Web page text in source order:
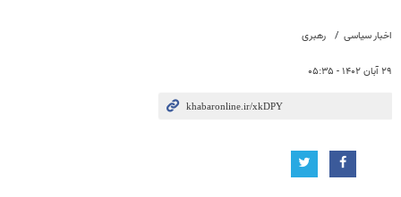
اخبار سیاسی رهبری
۲۹ آبان ۱۴۰۲ - ۰۵:۳۵